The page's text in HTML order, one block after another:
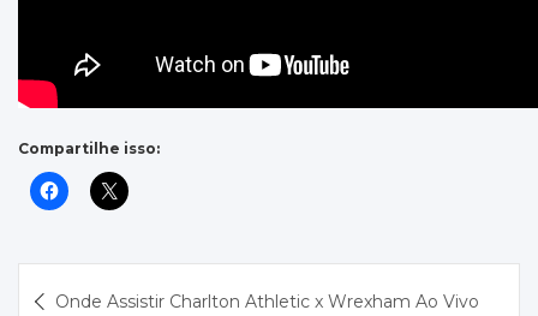
Compartilhe isso:
Onde Assistir Charlton Athletic x Wrexham Ao Vivo